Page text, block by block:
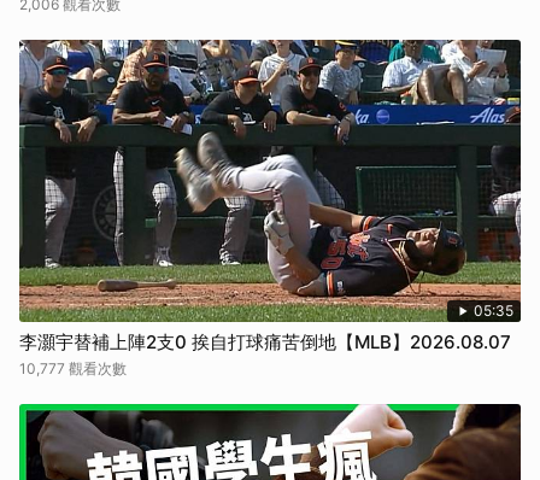
2,006 觀看次數
05:35
李灝宇替補上陣2支0 挨自打球痛苦倒地【MLB】2026.08.07
10,777 觀看次數